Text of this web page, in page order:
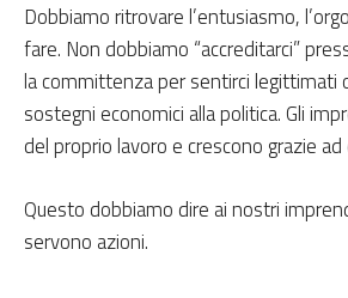
Dobbiamo ritrovare l’entusiasmo,
fare. Non dobbiamo “accreditarci”
la committenza per sentirci legittimati
sostegni economici alla politica. Gli
del proprio lavoro e crescono grazie ad
Questo dobbiamo dire ai nostri
servono azioni.